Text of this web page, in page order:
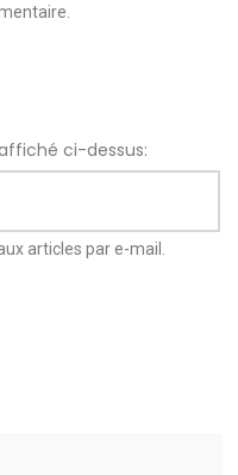
ci-dessus:
articles par e-mail.